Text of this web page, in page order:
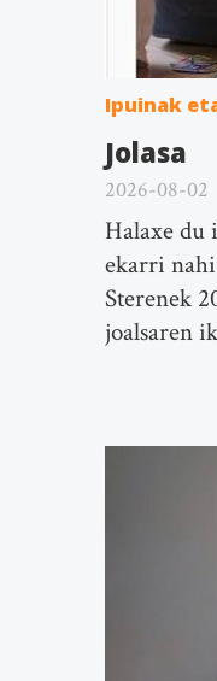
Ipuinak
Jolasa
2026-08-02
Halaxe du
ekarri
Sterenek
joalsaren